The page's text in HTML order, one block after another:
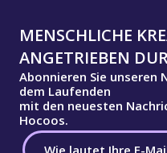
MENSCHLICHE
ANGETRIEBEN
Abonnieren Sie unseren
dem Laufenden
mit den neuesten
Hocoos.